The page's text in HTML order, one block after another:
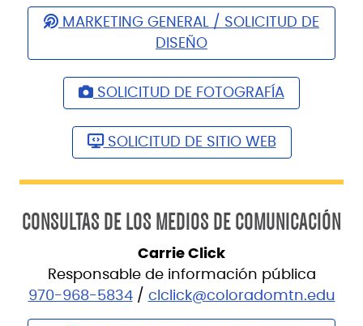
MARKETING GENERAL / SOLICITUD DE
DISEÑO
SOLICITUD DE FOTOGRAFÍA
SOLICITUD DE SITIO WEB
CONSULTAS DE LOS MEDIOS DE COMUNICACIÓN
Carrie Click
Responsable de información pública
970-968-5834/ clclick@coloradomtn.edu